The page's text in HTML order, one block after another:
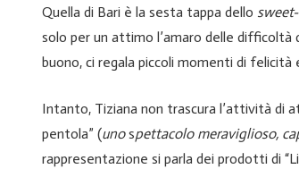
Quella di Bari è la sesta tappa dello
solo per un attimo l’amaro delle
buono, ci regala piccoli momenti di felicità
Intanto, Tiziana non trascura l’attività di
pentola” (unospettacolo meraviglioso,
rappresentazione si parla dei prodotti di